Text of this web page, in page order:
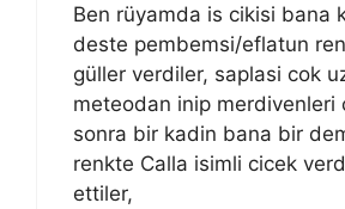
Ben rüyamda is cikisi bana
deste pembemsi/eflatun
güller verdiler, saplasi cok
meteodan inip merdivenleri
sonra bir kadin bana bir
renkte Calla isimli cicek
ettiler,